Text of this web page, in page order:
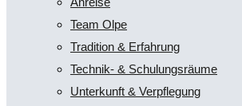
Team Olpe
Tradition & Erfahrung
Technik- & Schulungsräume
Unterkunft & Verpflegung